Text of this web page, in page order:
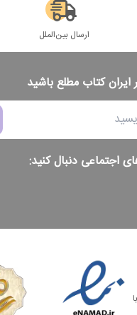
ارسال بین‌الملل
کتاب مطلع باشید
اجتماعی دنبال کنید: